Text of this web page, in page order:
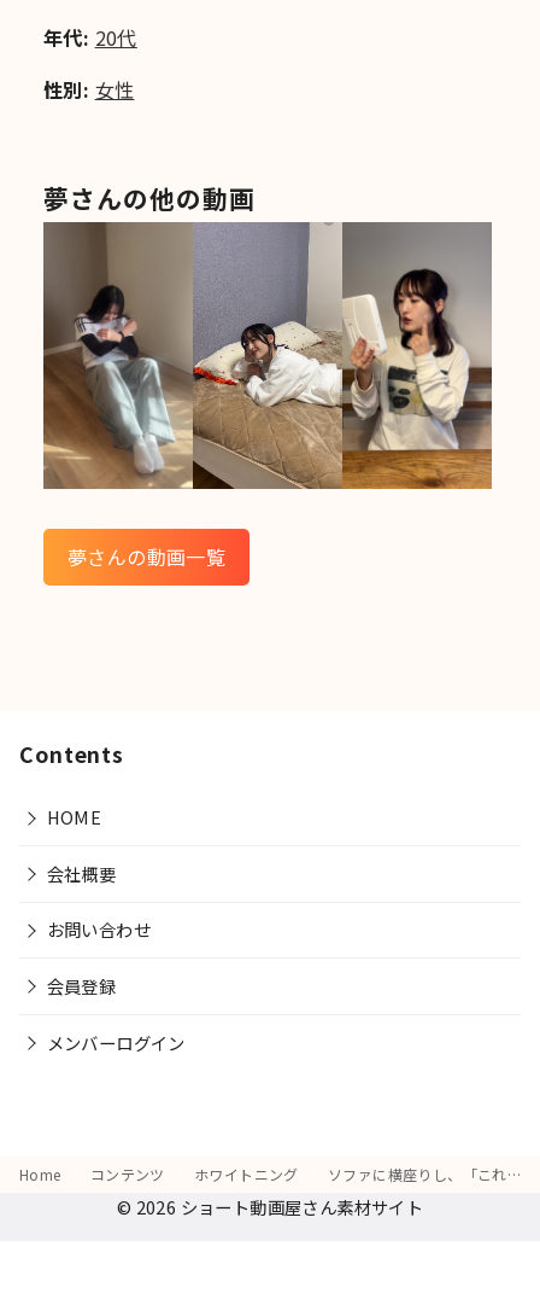
年代: 20代
性別: 女性
夢さんの他の動画
夢さんの動画一覧
Contents
HOME
会社概要
お問い合わせ
会員登録
メンバーログイン
Home コンテンツ ホワイトニング ソファに横座りし、「これでモテるかも！」と歯を強調して微笑む姿
© 2026 ショート動画屋さん素材サイト